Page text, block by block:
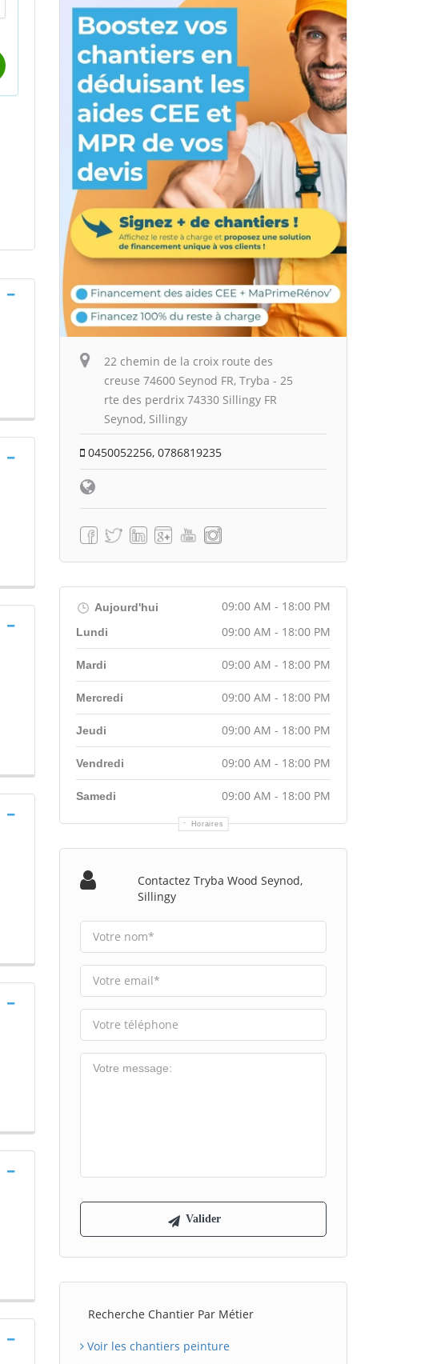
22 chemin de la croix route des
creuse 74600 Seynod FR, Tryba - 25
rte des perdrix 74330 Sillingy FR
Seynod, Sillingy
0450052256, 0786819235
Aujourd'hui 09:00 AM - 18:00 PM
Horaires
Lundi 09:00 AM - 18:00 PM
Mardi 09:00 AM - 18:00 PM
Mercredi 09:00 AM - 18:00 PM
Jeudi 09:00 AM - 18:00 PM
Vendredi 09:00 AM - 18:00 PM
Samedi 09:00 AM - 18:00 PM
Contactez Tryba Wood Seynod,
Sillingy
Recherche Chantier Par Métier
Voir les chantiers peinture